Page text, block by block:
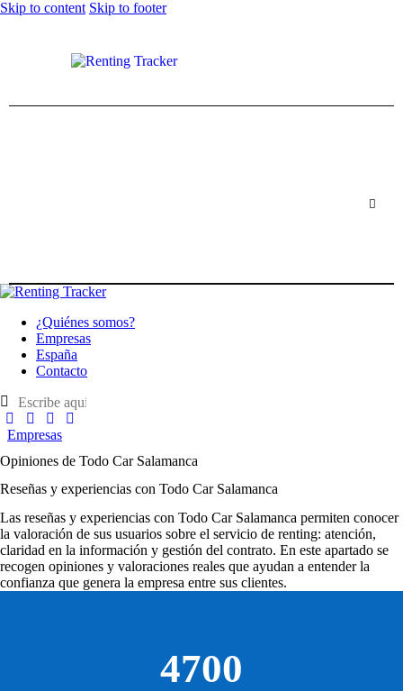
Skip to content Skip to footer
¿Quiénes somos?
Empresas
España
Contacto
Empresas
Opiniones de Todo Car Salamanca
Reseñas y experiencias con Todo Car Salamanca
Las reseñas y experiencias con Todo Car Salamanca permiten conocer
la valoración de sus usuarios sobre el servicio de renting: atención,
claridad en la información y gestión del contrato. En este apartado se
recogen opiniones y valoraciones reales que ayudan a entender la
confianza que genera la empresa entre sus clientes.
4700